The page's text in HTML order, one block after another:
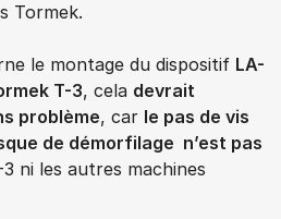
Tormek.
le montage du dispositif LA-
T-3, cela devrait
problème, car le pas de vis
de démorfilage n’est pas
ni les autres machines